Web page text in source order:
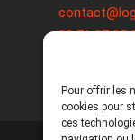
Pour offrir les
cookies pour
ces
09 71 37 25